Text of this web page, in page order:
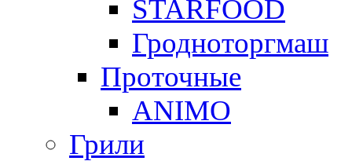
STARFOOD
Гродноторгмаш
Проточные
ANIMO
Грили